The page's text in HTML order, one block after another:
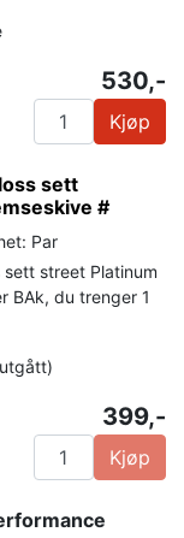
530,-
Kjøp
sett
#
Par
sett street Platinum
BAk, du trenger 1
399,-
Kjøp